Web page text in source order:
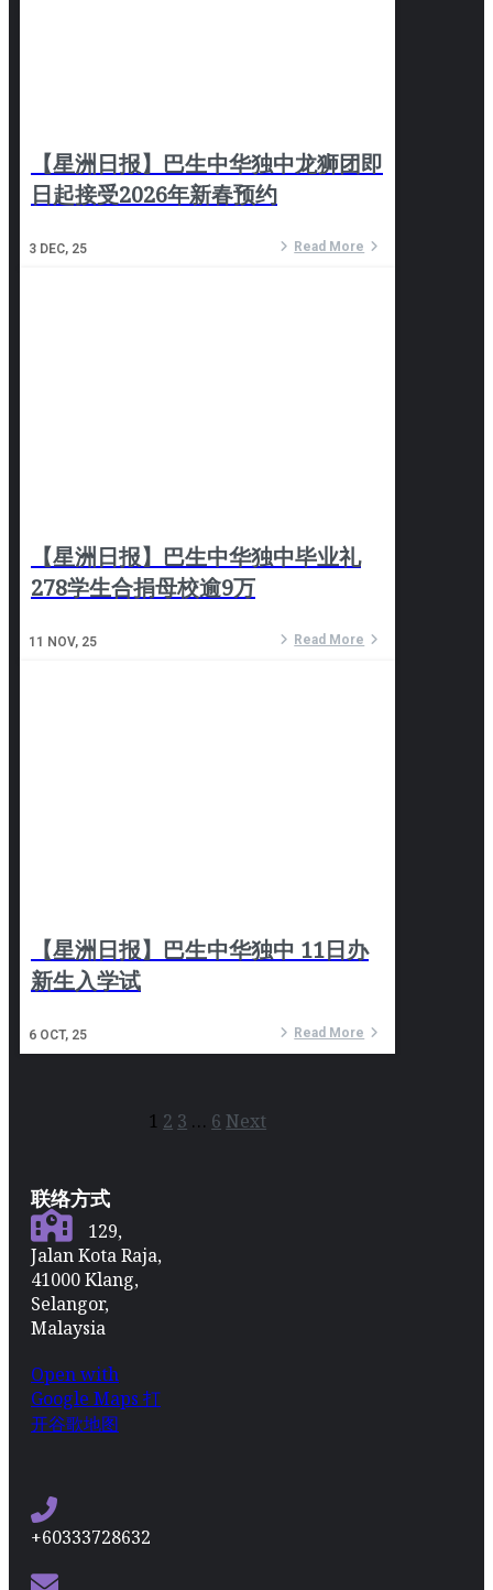
【星洲日报】巴生中华独中龙狮团即
日起接受2026年新春预约
3 DEC, 25 Read More
【星洲日报】巴生中华独中毕业礼
278学生合捐母校逾9万
11 NOV, 25 Read More
【星洲日报】巴生中华独中 11日办
新生入学试
6 OCT, 25 Read More
1 2 3 … 6 Next
联络方式
129,
Jalan Kota Raja,
41000 Klang,
Selangor,
Malaysia
Open with
Google Maps 打
开谷歌地图
+60333728632